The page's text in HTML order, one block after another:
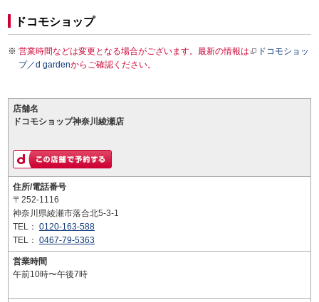
ドコモショップ
営業時間などは変更となる場合がございます。最新の情報は
ドコモショッ
プ／d gardenからご確認ください。
店舗名
ドコモショップ神奈川綾瀬店
住所/電話番号
〒252-1116
神奈川県綾瀬市落合北5-3-1
TEL： 0120-163-588
TEL： 0467-79-5363
営業時間
午前10時〜午後7時